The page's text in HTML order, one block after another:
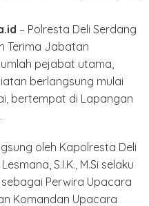
– Polresta Deli Serdang
Terima Jabatan
pejabat utama,
berlangsung mulai
bertempat di Lapangan
oleh Kapolresta Deli
S.I.K., M.Si selaku
Perwira Upacara
Komandan Upacara